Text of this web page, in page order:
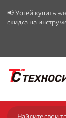
📢 Успей купить
скидка на